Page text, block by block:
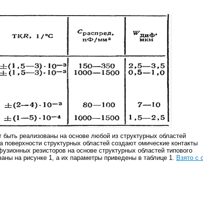
реализованы на основе любой из структурных областей
структурных областей создают омические контакты
резисторов на основе структурных областей типового
на рисунке 1, а их параметры приведены в таблице 1. Взято с